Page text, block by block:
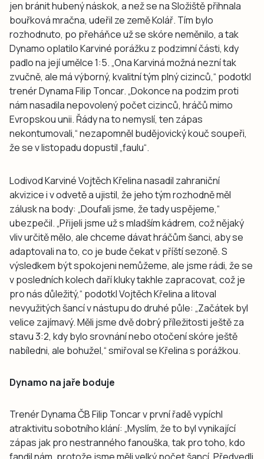
jen bránit hubený náskok, a než se na Složiště přihnala
bouřková mračna, udeřil ze země Kolář. Tím bylo
rozhodnuto, po přeháňce už se skóre neměnilo, a tak
Dynamo oplatilo Karviné porážku z podzimní části, kdy
padlo na její umělce 1:5. „Ona Karviná možná nezní tak
zvučně, ale má výborný, kvalitní tým plný cizinců,“ podotkl
trenér Dynama Filip Toncar. „Dokonce na podzim proti
nám nasadila nepovolený počet cizinců, hráčů mimo
Evropskou unii. Řády na to nemyslí, ten zápas
nekontumovali,“ nezapomněl budějovický kouč soupeři,
že se v listopadu dopustil „faulu“.
Lodivod Karviné Vojtěch Křelina nasadil zahraniční
akvizice i v odvetě a ujistil, že jeho tým rozhodně měl
zálusk na body: „Doufali jsme, že tady uspějeme,“
ubezpečil. „Přijeli jsme už s mladším kádrem, což nějaký
vliv určitě mělo, ale chceme dávat hráčům šanci, aby se
adaptovali na to, co je bude čekat v příští sezoně. S
výsledkem být spokojeni nemůžeme, ale jsme rádi, že se
v posledních kolech daří kluky takhle zapracovat, což je
pro nás důležitý,“ podotkl Vojtěch Křelina a litoval
nevyužitých šancí v nástupu do druhé půle: „Začátek byl
velice zajímavý. Měli jsme dvě dobrý příležitosti ještě za
stavu 3:2, kdy bylo srovnání nebo otočení skóre ještě
nabíledni, ale bohužel,“ smiřoval se Křelina s porážkou.
Dynamo na jaře boduje
Trenér Dynama ČB Filip Toncar v první řadě vypíchl
atraktivitu sobotního klání: „Myslím, že to byl vynikající
zápas jak pro nestranného fanouška, tak pro toho, kdo